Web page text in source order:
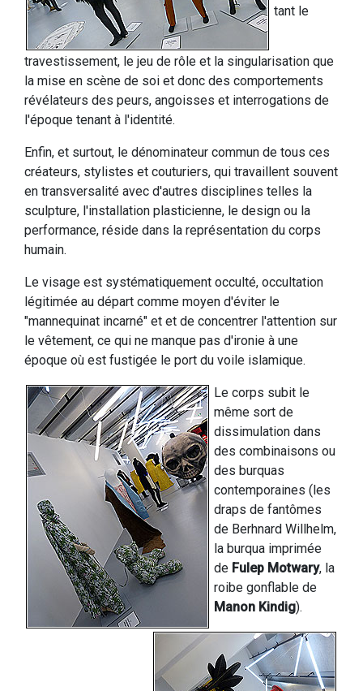
tant le
travestissement, le jeu de rôle et la singularisation que
la mise en scène de soi et donc des comportements
révélateurs des peurs, angoisses et interrogations de
l'époque tenant à l'identité.
Enfin, et surtout, le dénominateur commun de tous ces
créateurs, stylistes et couturiers, qui travaillent souvent
en transversalité avec d'autres disciplines telles la
sculpture, l'installation plasticienne, le design ou la
performance, réside dans la représentation du corps
humain.
Le visage est systématiquement occulté, occultation
légitimée au départ comme moyen d'éviter le
"mannequinat incarné" et et de concentrer l'attention sur
le vêtement, ce qui ne manque pas d'ironie à une
époque où est fustigée le port du voile islamique.
Le corps subit le
même sort de
dissimulation dans
des combinaisons ou
des burquas
contemporaines (les
draps de fantômes
de Berhnard Willhelm,
la burqua imprimée
de Fulep Motwary, la
roibe gonflable de
Manon Kindig).